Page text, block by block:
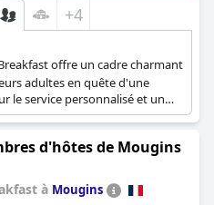
+4
offre un cadre charmant
adultes en quête d'une
le service personnalisé et un
d'hôtes de Mougins
à Mougins